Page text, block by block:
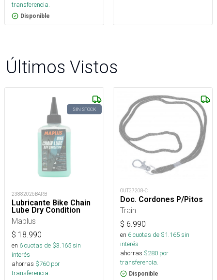
transferencia.
Disponible
Últimos Vistos
SIN STOCK
23882026BARB
Lubricante Bike Chain
Lube Dry Condition
Maplus
$ 18.990
en 6cuotas de $3.165sin
interés
ahorras $760 por
transferencia.
OUT37208-C
Doc. Cordones P/Pitos
Train
$ 6.990
en 6cuotas de $1.165sin
interés
ahorras $280 por
transferencia.
Disponible